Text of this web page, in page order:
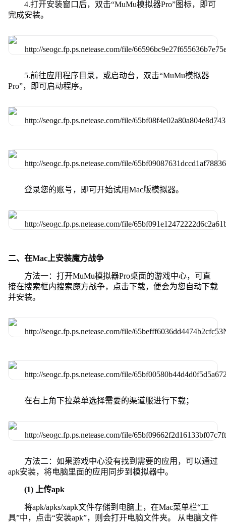
4.打开安装窗口后，双击“MuMu模拟器Pro”图标，即可
完成安装。
5.前往应用程序目录，或启动台，双击“MuMu模拟器
Pro”，即可启动程序。
登录您的账号，即可开始试用Mac版模拟器。
二、在Mac上安装魔方战争
方法一：打开MuMu模拟器Pro桌面的游戏中心，可直
接在搜索框内搜索魔方战争，点击下载，便会为您自动下载
并安装。
在右上角下拉菜单选择需要的渠道服进行下载；
方法二：如果游戏中心没有找到需要的应用，可以通过
apk安装，将电脑里面的应用同步到模拟器中。
(1) 上传apk
将apk/apks/xapk文件存储到电脑上，在Mac菜单栏“工
具”中，点击“安装apk”，则会打开电脑文件夹。 从电脑文件